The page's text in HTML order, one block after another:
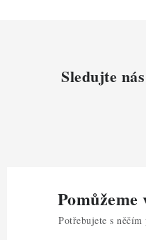
Sledujte
Pomůžeme
Potřebujete s